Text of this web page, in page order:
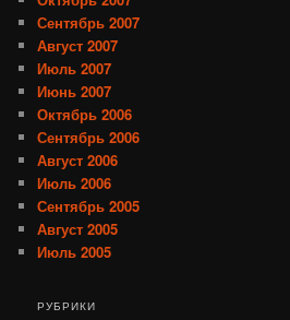
Сентябрь 2007
Август 2007
Июль 2007
Июнь 2007
Октябрь 2006
Сентябрь 2006
Август 2006
Июль 2006
Сентябрь 2005
Август 2005
Июль 2005
РУБРИКИ